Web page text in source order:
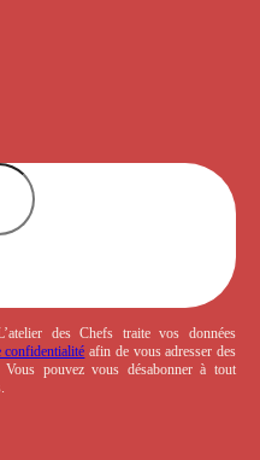
des Chefs traite vos données
confidentialité afin de vous adresser des
pouvez vous désabonner à tout